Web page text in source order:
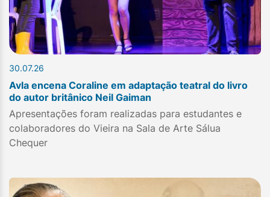
30.07.26
Avla encena Coraline em adaptação teatral do livro
do autor britânico Neil Gaiman
Apresentações foram realizadas para estudantes e
colaboradores do Vieira na Sala de Arte Sálua
Chequer